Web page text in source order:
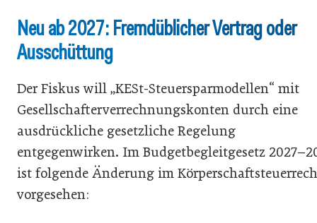
Neu ab 2027: Fremdüblicher Vertrag oder
Ausschüttung
Der Fiskus will „KESt-Steuersparmodellen“ mit
Gesellschafterverrechnungskonten durch eine
ausdrückliche gesetzliche Regelung
entgegenwirken. Im Budgetbegleitgesetz
ist folgende Änderung im
vorgesehen: